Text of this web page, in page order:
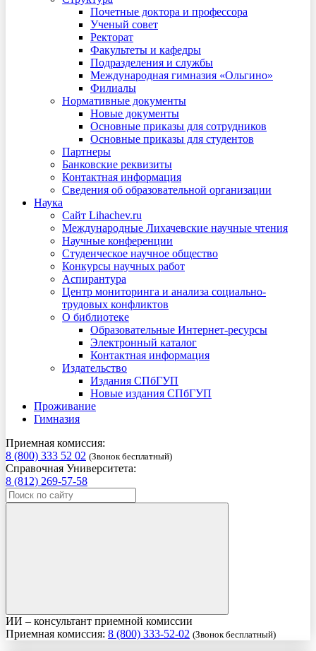
Почетные доктора и профессора
Ученый совет
Ректорат
Факультеты и кафедры
Подразделения и службы
Международная гимназия «Ольгино»
Филиалы
Нормативные документы
Новые документы
Основные приказы для сотрудников
Основные приказы для студентов
Партнеры
Банковские реквизиты
Контактная информация
Сведения об образовательной организации
Наука
Сайт Lihachev.ru
Международные Лихачевские научные чтения
Научные конференции
Студенческое научное общество
Конкурсы научных работ
Аспирантура
Центр мониторинга и анализа социально-
трудовых конфликтов
О библиотеке
Образовательные Интернет-ресурсы
Электронный каталог
Контактная информация
Издательство
Издания СПбГУП
Новые издания СПбГУП
Проживание
Гимназия
Приемная комиссия:
8 (800) 333 52 02 (Звонок бесплатный)
Справочная Университета:
8 (812) 269-57-58
ИИ – консультант приемной комиссии
Приемная комиссия: 8 (800) 333-52-02 (Звонок бесплатный)